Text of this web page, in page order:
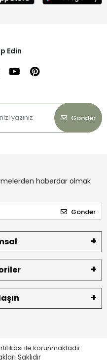
Edin
Gönder
haberdar olmak
Gönder
ile korunmaktadır.
Saklıdır